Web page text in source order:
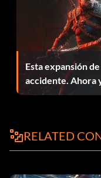
Esta expansión
accidente. Ahora
RELATED